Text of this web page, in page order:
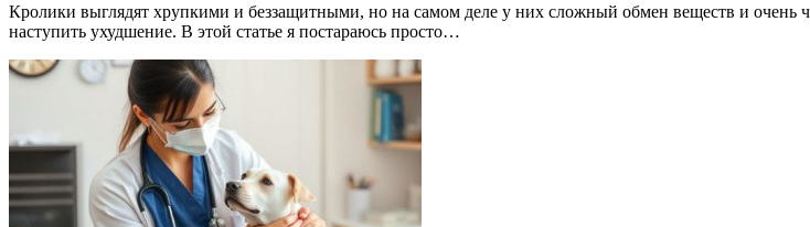
Кролики выглядят хрупкими и беззащитными, но на самом деле у них сложный обмен веществ и очень
наступить ухудшение. В этой статье я постараюсь просто…